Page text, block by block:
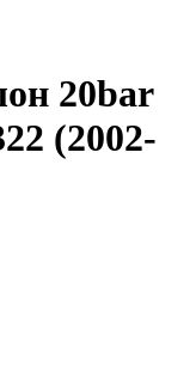
20bar
(2002-